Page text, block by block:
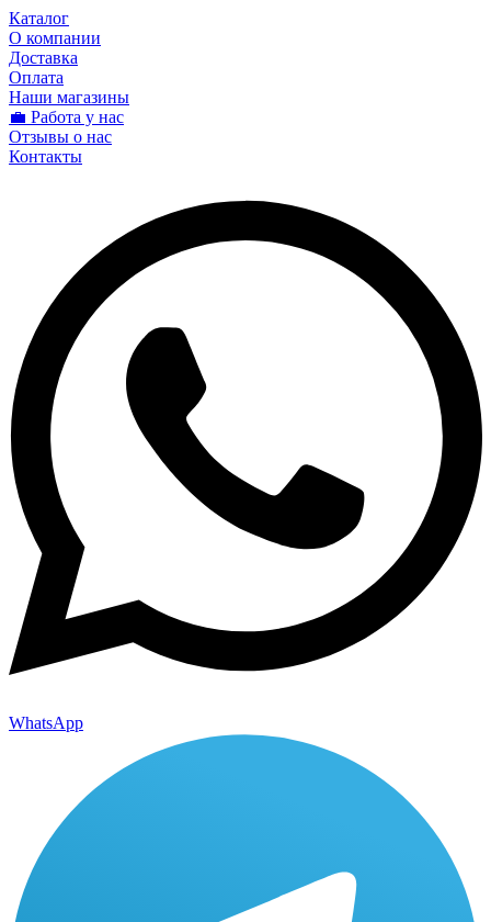
Каталог
О компании
Доставка
Оплата
Наши магазины
💼 Работа у нас
Отзывы о нас
Контакты
WhatsApp